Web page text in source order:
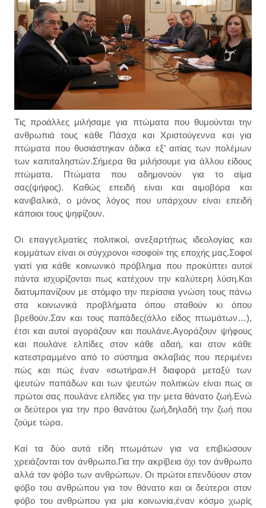
Tις προάλλες μιλήσαμε για πτώματα που θυμούνται την
ανθρωπιά τους κάθε Πάσχα και Χριστούγεννα και για
πτώματα που θυσιάστηκαν άδικα εξ’ αιτίας των πολέμων
των καπιταληστών.Σήμερα θα μιλήσουμε για άλλου είδους
πτώματα. Πτώματα που αδημονούν για το αίμα
σας(ψήφος). Καθώς επειδή είναι και αιμοβόρα και
κανιβαλικά, ο μόνος λόγος που υπάρχουν είναι επειδή
κάποιοι τους ψηφίζουν.
Οι επαγγελματίες πολιτικοί, ανεξαρτήτως ιδεολογίας και
κομμάτων είναι οι σύγχρονοι «σοφοί» της εποχής μας.Σοφοί
γιατί για κάθε κοινωνικό πρόβλημα που προκύπτει αυτοί
πάντα ισχυρίζονται πως κατέχουν την καλύτερη λύση.Και
διατυμπανίζουν με στόμφο την περίσσια γνώση τους πάνω
στα κοινωνικά προβλήματα όπου σταθούν κι όπου
βρεθούν.Σαν και τους παπάδες(άλλο είδος πτωμάτων…),
έτσι και αυτοί αγοράζουν και πουλάνε.Αγοράζουν ψήφους
και πουλάνε ελπίδες στον κάθε αδαή, και στον κάθε
κατεστραμμένο από το σύστημα σκλαβιάς που περιμένει
πώς και πώς έναν «σωτήρα».Η διαφορά μεταξύ των
ψευτών παπάδων και των ψευτών πολιτικών είναι πως οι
πρώτοι σας πουλάνε ελπίδες για την μετα θάνατο ζωή.Ενώ
οι δεύτεροι για την προ θανάτου ζωή,δηλαδή την ζωή που
ζούμε τώρα.
Καί τα δύο αυτά είδη πτωμάτων για να επιβιώσουν
χρειάζονται τον άνθρωπο.Για την ακρίβεια όχι τον άνθρωπο
αλλά τον φόβο των ανθρώπων. Οι πρώτοι επενδύουν στον
φόβο του ανθρώπου για τον θάνατο και οι δεύτεροι στον
φόβο του ανθρώπου για μία κοινωνία,έναν κόσμο χωρίς